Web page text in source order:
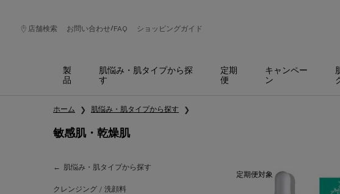
店舗検索 お問い合わせ/ FAQ ショッピングガイド
製
品
肌悩み・肌タイプから探
す
定期
便
キャンペー
ン
ホーム
肌悩み・肌タイプから探す
敏感肌・乾燥肌
敏感肌・乾燥肌
肌悩み・肌タイプから探す
クレンジング / 洗顔料
定期便対象